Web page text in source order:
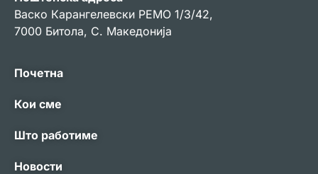
Васко Карангелевски РЕМО 1/3/42,
7000 Битола, С. Македонија
Почетна
Кои сме
Што работиме
Новости